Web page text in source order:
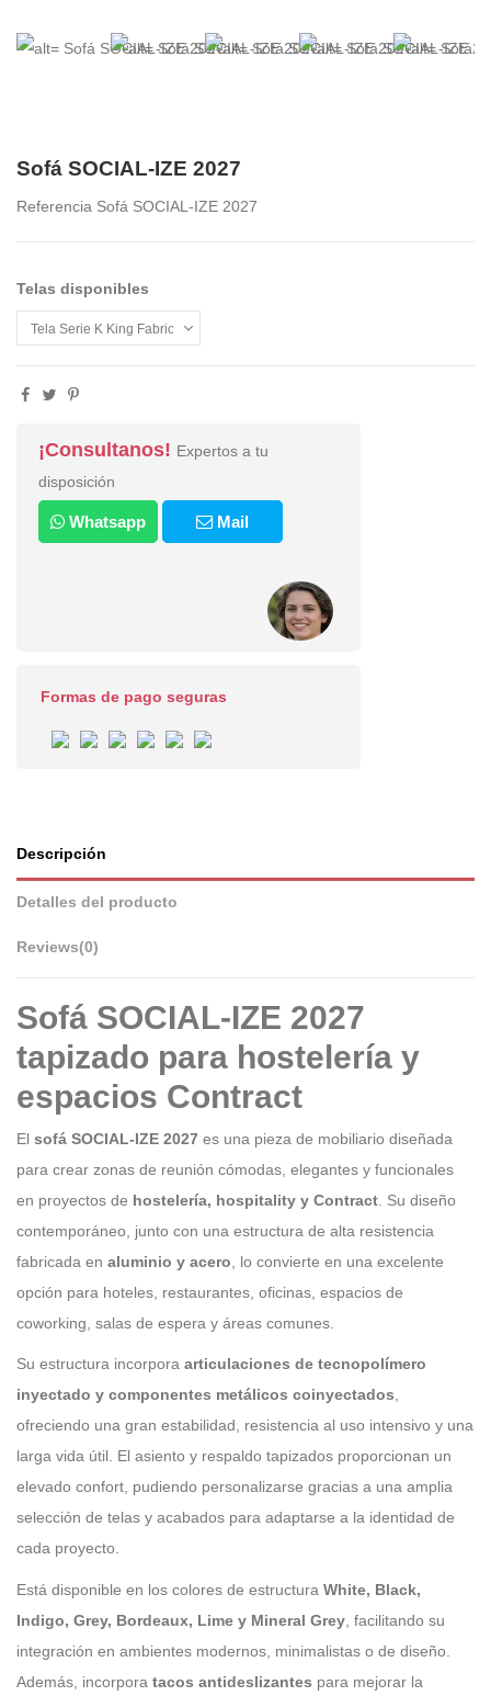
Sofá SOCIAL-IZE 2027
Referencia Sofá SOCIAL-IZE 2027
Telas disponibles
¡Consultanos! Expertos a tu
disposición
Whatsapp Mail
Formas de pago seguras
Descripción
Detalles del producto
Reviews(0)
Sofá SOCIAL-IZE 2027
tapizado para hostelería y
espacios Contract
El sofá SOCIAL-IZE 2027 es una pieza de mobiliario diseñada
para crear zonas de reunión cómodas, elegantes y funcionales
en proyectos de hostelería, hospitality y Contract . Su diseño
contemporáneo, junto con una estructura de alta resistencia
fabricada en aluminio y acero , lo convierte en una excelente
opción para hoteles, restaurantes, oficinas, espacios de
coworking, salas de espera y áreas comunes.
Su estructura incorpora articulaciones de tecnopolímero
inyectado y componentes metálicos coinyectados,
ofreciendo una gran estabilidad, resistencia al uso intensivo y una
larga vida útil. El asiento y respaldo tapizados proporcionan un
elevado confort, pudiendo personalizarse gracias a una amplia
selección de telas y acabados para adaptarse a la identidad de
cada proyecto.
Está disponible en los colores de estructura White, Black,
Indigo, Grey, Bordeaux, Lime y Mineral Grey , facilitando su
integración en ambientes modernos, minimalistas o de diseño.
Además, incorpora tacos antideslizantes para mejorar la